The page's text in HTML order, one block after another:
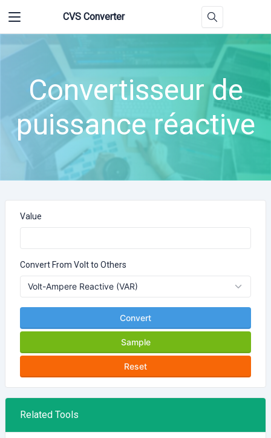
CVS Converter
Convertisseur de
puissance réactive
Value
Convert From Volt to Others
Convert
Sample
Reset
Related Tools